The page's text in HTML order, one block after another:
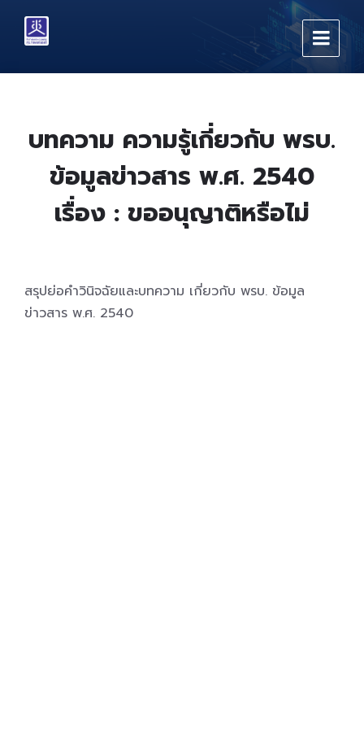
content
main
footer
บทความ ความรู้เกี่ยวกับ พรบ.
ข้อมูลข่าวสาร พ.ศ. 2540
เรื่อง : ขออนุญาติหรือไม่
สรุปย่อคำวินิจฉัยและบทความ เกี่ยวกับ พรบ. ข้อมูล
ข่าวสาร พ.ศ. 2540